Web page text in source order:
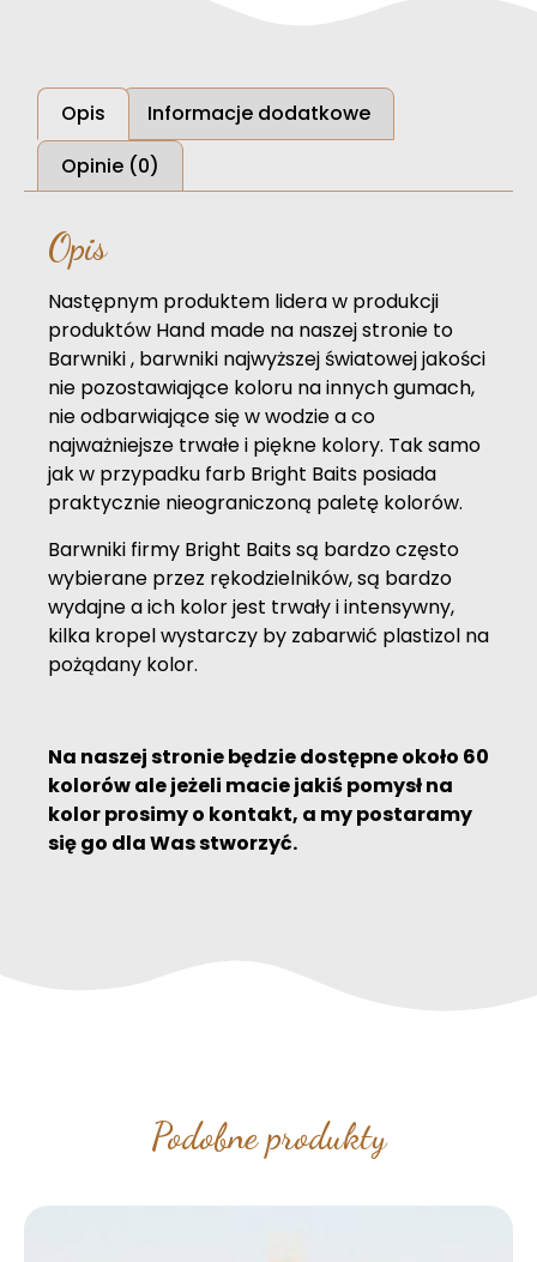
Opis
Informacje dodatkowe
Opinie (0)
Opis
Następnym produktem lidera w produkcji
produktów Hand made na naszej stronie to
Barwniki , barwniki najwyższej światowej jakości
nie pozostawiające koloru na innych gumach,
nie odbarwiające się w wodzie a co
najważniejsze trwałe i piękne kolory. Tak samo
jak w przypadku farb Bright Baits posiada
praktycznie nieograniczoną paletę kolorów.
Barwniki firmy Bright Baits są bardzo często
wybierane przez rękodzielników, są bardzo
wydajne a ich kolor jest trwały i intensywny,
kilka kropel wystarczy by zabarwić plastizol na
pożądany kolor.
Na naszej stronie będzie dostępne około 60
kolorów ale jeżeli macie jakiś pomysł na
kolor prosimy o kontakt, a my postaramy
się go dla Was stworzyć.
Podobne produkty